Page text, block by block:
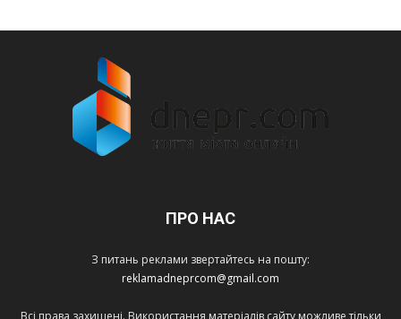
ПРО НАС
З питань реклами звертайтесь на пошту:
reklamadneprcom@gmail.com
Всі права захищені. Використання матеріалів сайту можливе тільки